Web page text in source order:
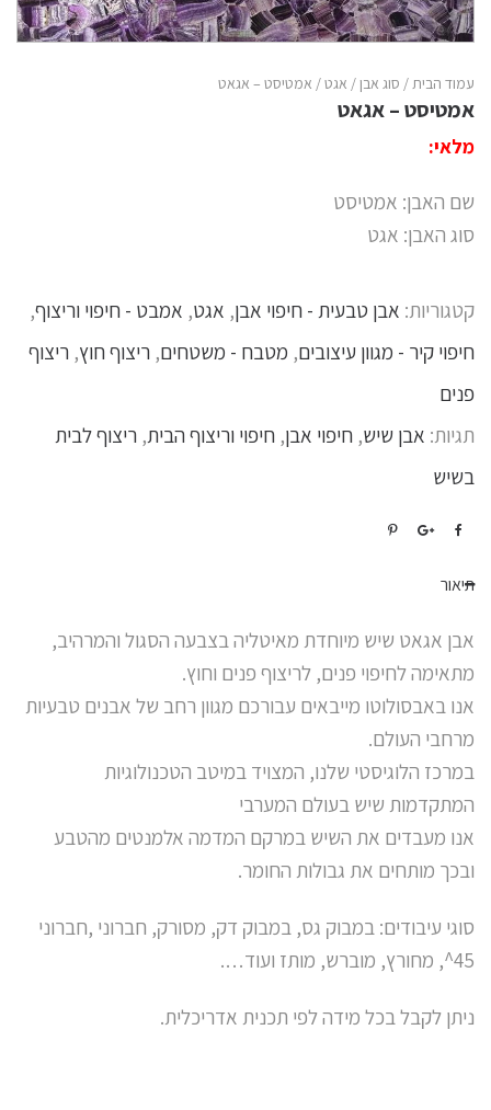
עמוד הבית/ סוג אבן/ אגט/ אמטיסט – אגאט
אמטיסט – אגאט
מלאי:
שם האבן: אמטיסט
סוג האבן: אגט
קטגוריות: אבן טבעית - חיפוי אבן, אגט, אמבט - חיפוי וריצוף,
חיפוי קיר - מגוון עיצובים, מטבח - משטחים, ריצוף חוץ, ריצוף
פנים
תגיות: אבן שיש, חיפוי אבן, חיפוי וריצוף הבית, ריצוף לבית
בשיש
תיאור
אבן אגאט שיש מיוחדת מאיטליה בצבעה הסגול והמרהיב,
מתאימה לחיפוי פנים, לריצוף פנים וחוץ.
אנו באבסולוטו מייבאים עבורכם מגוון רחב של אבנים טבעיות
מרחבי העולם.
במרכז הלוגיסטי שלנו, המצויד במיטב הטכנולוגיות
המתקדמות שיש בעולם המערבי
אנו מעבדים את השיש במרקם המדמה אלמנטים מהטבע
ובכך מותחים את גבולות החומר.
סוגי עיבודים: במבוק גס, במבוק דק, מסורק, חברוני ,חברוני
45^, מחורץ, מוברש, מותז ועוד….
ניתן לקבל בכל מידה לפי תכנית אדריכלית.